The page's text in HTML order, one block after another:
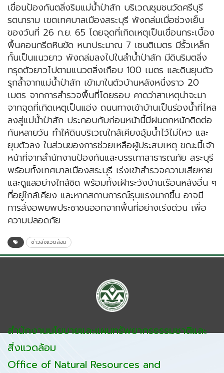
เขื่อนป้องกันตลิ่งริมแม่น้ำป่าสัก บริเวณชุมชนวัดศรีบุรี
รตนาราม เขตเทศบาลเมืองสระบุรี พังถล่มเมื่อช่วงเย็น
ของวันที่ 26 ก.ย. 65 โดยจุดที่เกิดเหตุเป็นเขื่อนกระเบื้อง
พื้นคอนกรีตหินขัด หนาประมาณ 7 เซนติเมตร มีรั้วเหล็ก
กั้นเป็นแนวยาว พังถล่มลงไปในลำน้ำป่าสัก มีดินริมตลิ่ง
ทรุดตัวยาวไปตามแนวตลิ่งเกือบ 100 เมตร และดินยุบตัว
รุกล้ำจากแม่น้ำป่าสัก เข้ามาในตัวบ้านหลังหนึ่งราว 20
เมตร จากการสำรวจพื้นที่โดยรอบ คาดว่าสาเหตุน่าจะมา
จากจุดที่เกิดเหตุเป็นแอ่ง ถนนทางเข้าบ้านเป็นร่องน้ำที่ไหล
ลงสู่แม่น้ำป่าสัก ประกอบกับก่อนหน้านี้มีฝนตกหนักติดต่อ
กันหลายวัน ทำให้ดินบริเวณใกล้เคียงอุ้มน้ำไว้ไม่ไหว และ
ยุบตัวลง ในส่วนของการช่วยเหลือผู้ประสบเหตุ ขณะนี้เจ้า
หน้าที่จากสำนักงานป้องกันและบรรเทาสาธารณภัย สระบุรี
พร้อมทั้งเทศบาลเมืองสระบุรี เร่งเข้าสำรวจความเสียหาย
และดูแลอย่างใกล้ชิด พร้อมทั้งเฝ้าระวังบ้านเรือนหลังอื่น ๆ
ที่อยู่ใกล้เคียง และหากสถานการณ์รุนแรงมากขึ้น อาจมี
การสั่งอพยพประชาชนออกจากพื้นที่อย่างเร่งด่วน เพื่อ
ความปลอดภัย
ข่าวสิ่งแวดล้อม
สำนักงานนโยบายและแผนทรัพยากรธรรมชาติและ
สิ่งแวดล้อม
Office of Natural Resources and